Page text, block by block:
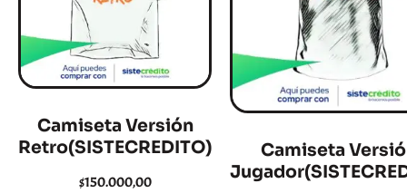
Camiseta Versión
Retro(SISTECREDITO)
$150.000,00
Camiseta